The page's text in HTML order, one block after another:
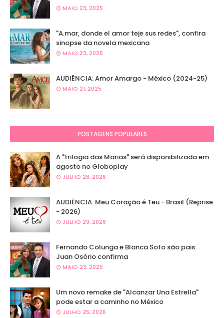
MAIO 23, 2025
"A.mar, donde el amor teje sus redes", confira
sinopse da novela mexicana
MAIO 23, 2025
AUDIÊNCIA: Amor Amargo - México (2024-25)
MAIO 21, 2025
POSTAGENS POPULARES
A "trilogia das Marias" será disponibilizada em
agosto no Globoplay
JULHO 28, 2026
AUDIÊNCIA: Meu Coração é Teu - Brasil (Reprise
- 2026)
JULHO 29, 2026
Fernando Colunga e Blanca Soto são pais:
Juan Osório confirma
MAIO 23, 2025
Um novo remake de "Alcanzar Una Estrella"
pode estar a caminho no México
JULHO 25, 2026